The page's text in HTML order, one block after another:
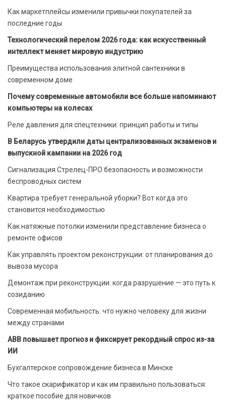
Как маркетплейсы изменили привычки покупателей за
последние годы
Технологический перелом 2026 года: как искусственный
интеллект меняет мировую индустрию
Преимущества использования элитной сантехники в
современном доме
Почему современные автомобили все больше напоминают
компьютеры на колесах
Реле давления для спецтехники: принцип работы и типы
В Беларусь утвердили даты централизованных экзаменов и
выпускной кампании на 2026 год
Сигнализация Стрелец-ПРО безопасность и возможности
беспроводных систем
Квартира требует генеральной уборки? Вот когда это
становится необходимостью
Как натяжные потолки изменили представление бизнеса о
ремонте офисов
Как управлять проектом реконструкции: от планирования до
вывоза мусора
Демонтаж при реконструкции: когда разрушение — это путь к
созиданию
Современная мобильность: что нужно человеку для жизни
между странами
ABB повышает прогноз и фиксирует рекордный спрос из-за
ИИ
Бухгалтерское сопровождение бизнеса в Минске
Что такое скарификатор и как им правильно пользоваться:
краткое пособие для новичков